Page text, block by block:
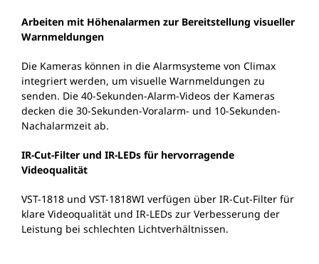
Arbeiten mit Höhenalarmen zur Bereitstellung visueller
Warnmeldungen
Die Kameras können in die Alarmsysteme von Climax
integriert werden, um visuelle Warnmeldungen zu
senden. Die 40-Sekunden-Alarm-Videos der Kameras
decken die 30-Sekunden-Voralarm- und 10-Sekunden-
Nachalarmzeit ab.
IR-Cut-Filter und IR-LEDs für hervorragende
Videoqualität
VST-1818 und VST-1818WI verfügen über IR-Cut-Filter für
klare Videoqualität und IR-LEDs zur Verbesserung der
Leistung bei schlechten Lichtverhältnissen.